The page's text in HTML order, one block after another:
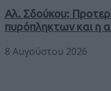
Αλ. Σδούκου:
πυρόπληκτων και η
8 Αυγούστου 2026